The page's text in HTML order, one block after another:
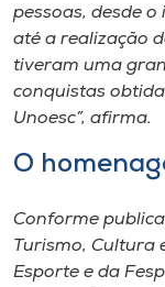
pessoas, desde
até a realização
tiveram uma
conquistas
Unoesc”, afirma.
O
Conforme
Turismo, Cultura
Esporte e da